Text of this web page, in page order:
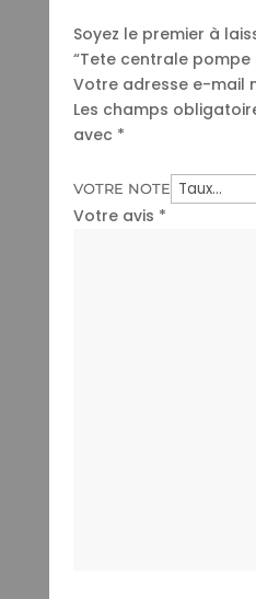
Soyez le premier à
“Tete centrale pompe
Votre adresse e-mail
Les champs
avec *
VOTRE NOTE
Votre avis *